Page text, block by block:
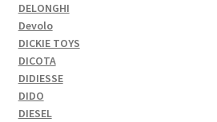
DELONGHI
Devolo
DICKIE TOYS
DICOTA
DIDIESSE
DIDO
DIESEL